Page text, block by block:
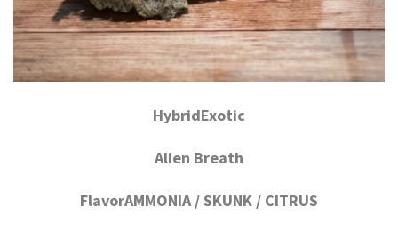
HybridExotic
Alien Breath
FlavorAMMONIA / SKUNK / CITRUS